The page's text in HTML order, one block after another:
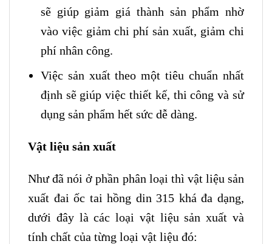
sẽ giúp giảm giá thành sản phẩm nhờ
vào việc giảm chi phí sản xuất, giảm chi
phí nhân công.
Việc sản xuất theo một tiêu chuẩn nhất
định sẽ giúp việc thiết kế, thi công và sử
dụng sản phẩm hết sức dễ dàng.
Vật liệu sản xuất
Như đã nói ở phần phân loại thì vật liệu sản
xuất đai ốc tai hồng din 315 khá đa dạng,
dưới đây là các loại vật liệu sản xuất và
tính chất của từng loại vật liệu đó: